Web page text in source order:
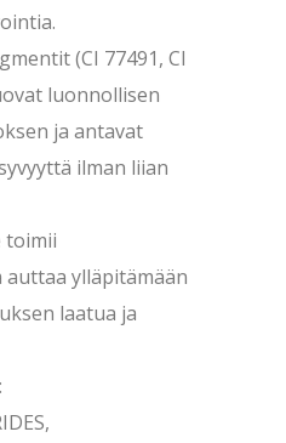
(CI 77491, CI
luonnollisen
ja antavat
ilman liian
toimii
ylläpitämään
laatua ja